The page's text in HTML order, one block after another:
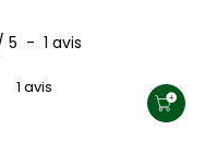
5 - 1 avis
1 avis